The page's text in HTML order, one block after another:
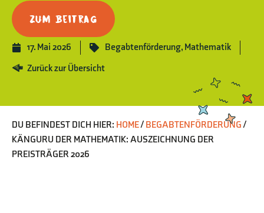
Zum Beitrag
17. Mai 2026 Begabtenförderung, Mathematik
Zurück zur Übersicht
DU BEFINDEST DICH HIER: HOME/ BEGABTENFÖRDERUNG/
KÄNGURU DER MATHEMATIK: AUSZEICHNUNG DER
PREISTRÄGER 2026